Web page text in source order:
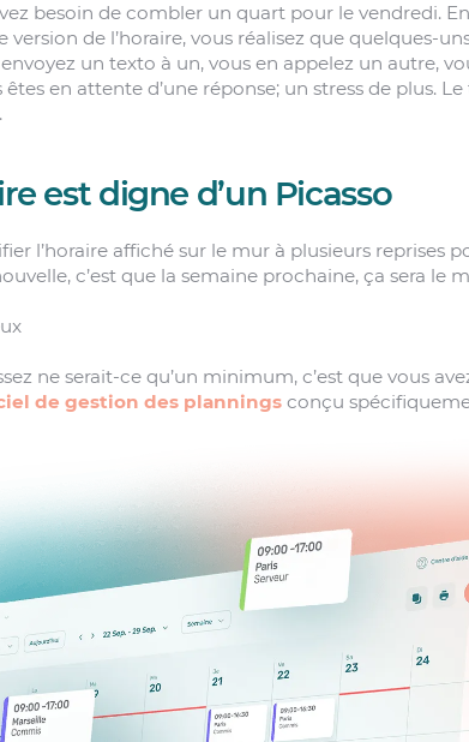
besoin de combler un quart pour le vendredi.
version de l’horaire, vous réalisez que quelques-
un texto à un, vous en appelez un autre,
en attente d’une réponse; un stress de plus. Le
est digne d’un Picasso
l’horaire affiché sur le mur à plusieurs reprises
c’est que la semaine prochaine, ça sera le
ne serait-ce qu’un minimum, c’est que vous
de gestion des planningsconçu